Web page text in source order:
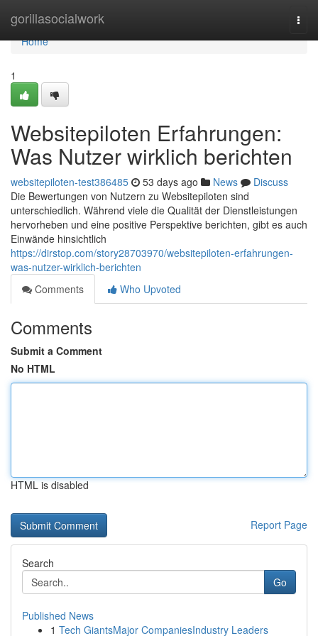
gorillasocialwork
Home
Home
1
Websitepiloten Erfahrungen:
Was Nutzer wirklich berichten
websitepiloten-test386485 53 days ago News
Discuss
Die Bewertungen von Nutzern zu Websitepiloten sind
unterschiedlich. Während viele die Qualität der Dienstleistungen
hervorheben und eine positive Perspektive berichten, gibt es auch
Einwände hinsichtlich
https://dirstop.com/story28703970/websitepiloten-erfahrungen-
was-nutzer-wirklich-berichten
Comments
Who Upvoted
Comments
Submit a Comment
No HTML
HTML is disabled
Report Page
Search
Go
Published News
1 Tech GiantsMajor CompaniesIndustry Leaders